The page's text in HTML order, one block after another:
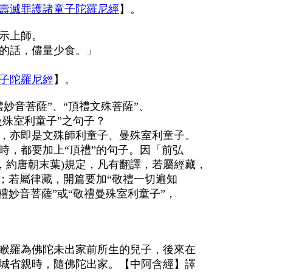
滅罪護諸童子陀羅尼經】 。
上師。
話，儘量少食。」
陀羅尼經 】 。
音菩薩”、“頂禮文殊菩薩”、
室利童子”之句子？
亦即是文殊師利童子、曼殊室利童子。
，都要加上“頂禮”的句子。因「前弘
，約唐朝末葉)規定，凡有翻譯，若屬經藏，
若屬律藏，開篇要加“敬禮一切遍知
妙音菩薩”或“敬禮曼殊室利童子”，
羅為佛陀未出家前所生的兒子，後來在
省親時，隨佛陀出家。【中阿含經】譯